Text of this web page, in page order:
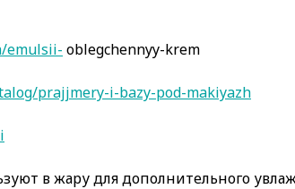
emulsii- oblegchennyy-krem
prajjmery-i-bazy-pod-makiyazh
в жару для дополнительного